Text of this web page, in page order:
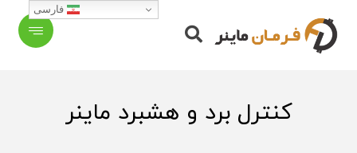
کنترل برد و هشبرد ماینر
فارسی